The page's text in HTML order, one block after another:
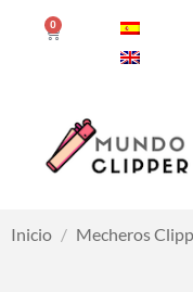
0
Inicio / Mecheros